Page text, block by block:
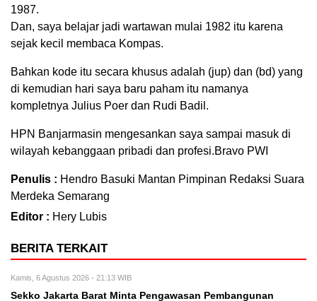
1987.
Dan, saya belajar jadi wartawan mulai 1982 itu karena
sejak kecil membaca Kompas.
Bahkan kode itu secara khusus adalah (jup) dan (bd) yang
di kemudian hari saya baru paham itu namanya
kompletnya Julius Poer dan Rudi Badil.
HPN Banjarmasin mengesankan saya sampai masuk di
wilayah kebanggaan pribadi dan profesi.Bravo PWI
Penulis : Hendro Basuki Mantan Pimpinan Redaksi Suara
Merdeka Semarang
Editor : Hery Lubis
BERITA TERKAIT
Kamis, 6 Agustus 2026 - 21:13 WIB
Sekko Jakarta Barat Minta Pengawasan Pembangunan